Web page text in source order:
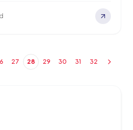
(Content Management Systems)
บไซต์ได้มาก แต่ต้องบอกว่าความป็อปปู
ด้เสื่อมความนิยมลงไปแต่อย่างใด…
27 28 29 30 31 32